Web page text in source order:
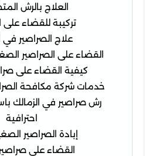
العلاج بالرش
تركيبة للقضاء على
علاج الصراصير
القضاء على الصراصير
كيفية القضاء على
خدمات شركة مكافحة
رش صراصير في الزمالك
احترافية
إبادة الصراصير
القضاء على